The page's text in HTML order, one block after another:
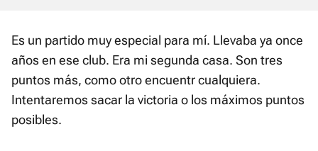
Es un partido muy especial para mí. Llevaba ya once
años en ese club. Era mi segunda casa. Son tres
puntos más, como otro encuentr cualquiera.
Intentaremos sacar la victoria o los máximos puntos
posibles.